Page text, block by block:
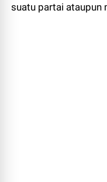
suatu partai ataupun